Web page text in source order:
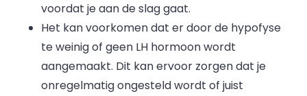
voordat je aan de slag gaat.
Het kan voorkomen dat er door de hypofyse
te weinig of geen LH hormoon wordt
aangemaakt. Dit kan ervoor zorgen dat je
onregelmatig ongesteld wordt of juist